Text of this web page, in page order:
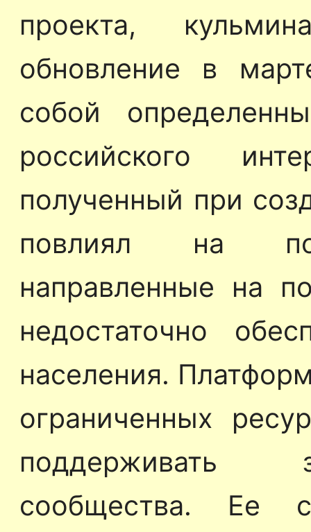
проекта,
обновление в
собой
российского
полученный при
повлиял на
направленные на
недостаточно
населения.
ограниченных
поддерживать
сообщества. Ее